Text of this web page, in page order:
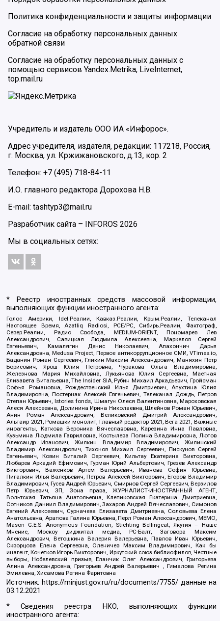
Политика конфиденциальности и защиты информации
Согласие на обработку персональных данных
обратной связи
Согласие на обработку персональных данных с
помощью сервисов Yandex.Metrika, LiveInternet,
top.mail.ru
Учредитель и издатель ООО ИА «Инфорос».
Адрес учредителя, издателя, редакции: 117218, Россия,
г. Москва, ул. Кржижановского, д.13, кор. 2
Телефон: +7 (495) 718-84-11
И.О. главного редактора Дорохова Н.В.
E-mail: tashtyp3@mail.ru
Разработчик сайта – INFOROS 2026
Мы в социальных сетях:
* Реестр иностранных средств массовой информации,
выполняющих функции иностранного агента:
Голос Америки, Idel.Реалии, Кавказ.Реалии, Крым.Реалии, Телеканал
Настоящее Время, Azatliq Radiosi, PCE/PC, Сибирь.Реалии, Фактограф,
Север.Реалии, Радио Свобода, MEDIUM-ORIENT, Пономарев Лев
Александрович, Савицкая Людмила Алексеевна, Маркелов Сергей
Евгеньевич, Камалягин Денис Николаевич, Апахончич Дарья
Александровна, Medusa Project, Первое антикоррупционное СМИ, VTimes.io,
Баданин Роман Сергеевич, Гликин Максим Александрович, Маняхин Петр
Борисович, Ярош Юлия Петровна, Чуракова Ольга Владимировна,
Железнова Мария Михайловна, Лукьянова Юлия Сергеевна, Маетная
Елизавета Витальевна, The Insider SIA, Рубин Михаил Аркадьевич, Гройсман
Софья Романовна, Рождественский Илья Дмитриевич, Апухтина Юлия
Владимировна, Постернак Алексей Евгеньевич, Телеканал Дождь, Петров
Степан Юрьевич, Istories fonds, Шмагун Олеся Валентиновна, Мароховская
Алеся Алексеевна, Долинина Ирина Николаевна, Шлейнов Роман Юрьевич,
Анин Роман Александрович, Великовский Дмитрий Александрович,
Альтаир 2021, Ромашки монолит, Главный редактор 2021, Вега 2021, Важные
иноагенты, Каткова Вероника Вячеславовна, Карезина Инна Павловна,
Кузьмина Людмила Гавриловна, Костылева Полина Владимировна, Лютов
Александр Иванович, Жилкин Владимир Владимирович, Жилинский
Владимир Александрович, Тихонов Михаил Сергеевич, Пискунов Сергей
Евгеньевич, Ковин Виталий Сергеевич, Кильтау Екатерина Викторовна,
Любарев Аркадий Ефимович, Гурман Юрий Альбертович, Грезев Александр
Викторович, Важенков Артем Валерьевич, Иванова София Юрьевна,
Пигалкин Илья Валерьевич, Петров Алексей Викторович, Егоров Владимир
Владимирович, Гусев Андрей Юрьевич, Смирнов Сергей Сергеевич, Верзилов
Петр Юрьевич, ЗП, Зона права, ЖУРНАЛИСТ-ИНОСТРАННЫЙ АГЕНТ,
Вольтская Татьяна Анатольевна, Клепиковская Екатерина Дмитриевна,
Сотников Даниил Владимирович, Захаров Андрей Вячеславович, Симонов
Евгений Алексеевич, Сурначева Елизавета Дмитриевна, Соловьева Елена
Анатольевна, Арапова Галина Юрьевна, Перл Роман Александрович, МЕМО,
Mason G.E.S. Anonymous Foundation, Stichting Bellingcat, Якутия – Наше
Мнение, Москоу диджитал медиа, РС-Балт, Заговора Максим
Александрович, Ветошкина Валерия Валерьевна, Павлов Иван Юрьевич,
Скворцова Елена Сергеевна, Оленичев Максим Владимирович, Как бы
инагент, Кочетков Игорь Викторович, Иркутский союз библиофилов, Честные
выборы, Нобелевский призыв, Еланчик Олег Александрович, Григорьева
Алина Александровна, Григорьев Андрей Валерьевич , Гималова Регина
Эмилевна, Хисамова Регина Фаритовна
Источник: https://minjust.gov.ru/ru/documents/7755/ данные на
03.12.2021
* Сведения реестра НКО, выполняющих функции
иностранного агента: